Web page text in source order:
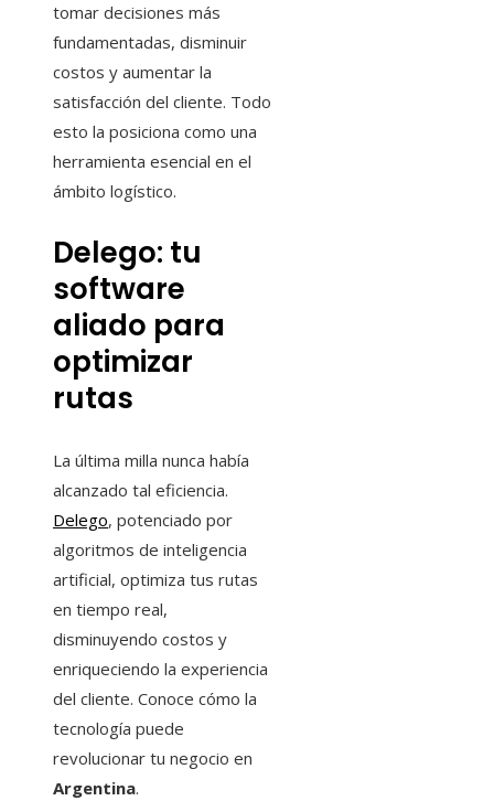
tomar decisiones más
fundamentadas, disminuir
costos y aumentar la
satisfacción del cliente. Todo
esto la posiciona como una
herramienta esencial en el
ámbito logístico.
Delego: tu
software
aliado para
optimizar
rutas
La última milla nunca había
alcanzado tal eficiencia.
Delego, potenciado por
algoritmos de inteligencia
artificial, optimiza tus rutas
en tiempo real,
disminuyendo costos y
enriqueciendo la experiencia
del cliente. Conoce cómo la
tecnología puede
revolucionar tu negocio en
Argentina.